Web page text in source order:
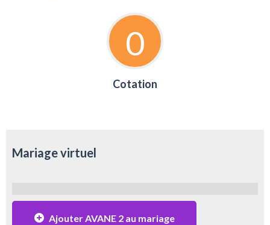
0
Cotation
Mariage virtuel
Ajouter AVANE 2 au mariage